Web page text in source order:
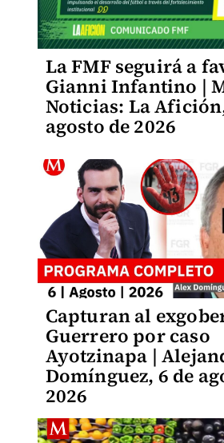
La FMF seguirá a
Gianni Infantino |
Noticias: La
agosto de 2026
Capturan al
Guerrero por caso
Ayotzinapa |
Domínguez, 6 de
2026